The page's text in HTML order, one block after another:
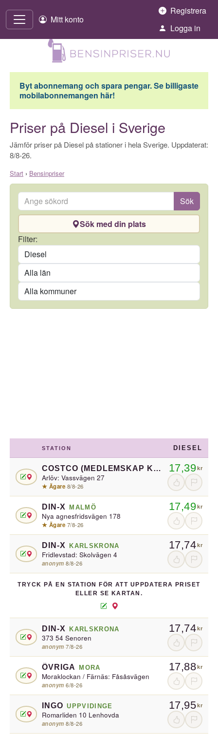
Mitt konto
Registrera
Logga in
Byt abonnemang och spara pengar. Se billigaste
mobilabonnemangen här!
Priser på Diesel i Sverige
Jämför priser på Diesel på stationer i hela Sverige. Uppdaterat:
8/8-26.
Start › Bensinpriser
Ange sökord Sök
Sök med din plats
Filter:
Län
Kommun
STATION DIESEL
COSTCO (MEDLEMSKAP KRÄVS) BURLÖV
Arlöv: Vassvägen 27
★ Ägare·8/8-26
17,39kr
DIN-X MALMÖ
Nya agnesfridsvägen 178
★ Ägare·7/8-26
17,49kr
DIN-X KARLSKRONA
Fridlevstad: Skolvägen 4
anonym·8/8-26
17,74kr
TRYCK PÅ EN STATION FÖR ATT UPPDATERA PRISET
ELLER SE KARTAN.
DIN-X KARLSKRONA
373 54 Senoren
anonym·7/8-26
17,74kr
ÖVRIGA MORA
Moraklockan / Färnäs: Fåsåsvägen
anonym·6/8-26
17,88kr
INGO UPPVIDINGE
Romarliden 10 Lenhovda
anonym·8/8-26
17,95kr